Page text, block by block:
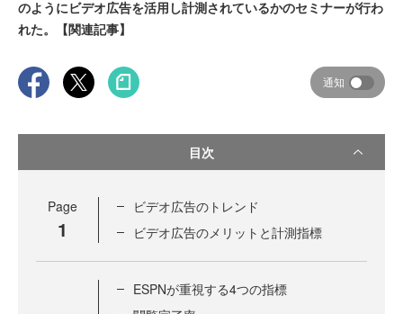
のようにビデオ広告を活用し計測されているかのセミナーが行わ
れた。【関連記事】
通知
目次
Page
1
ビデオ広告のトレンド
ビデオ広告のメリットと計測指標
ESPNが重視する4つの指標